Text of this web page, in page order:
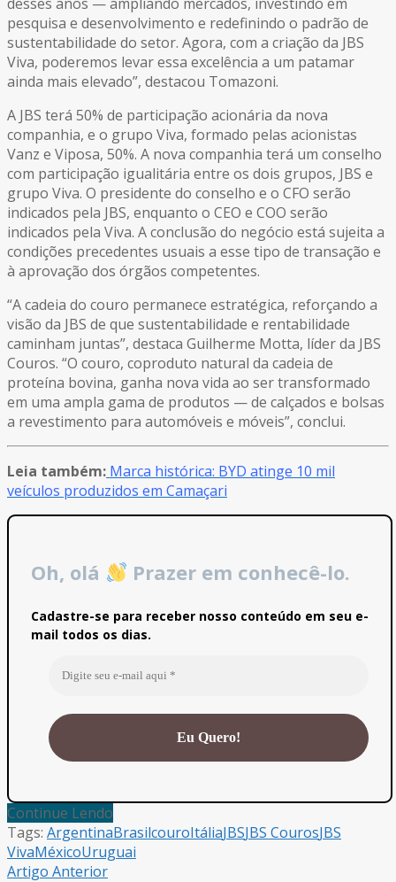
pesquisa e desenvolvimento e redefinindo o padrão de
sustentabilidade do setor. Agora, com a criação da JBS
Viva, poderemos levar essa excelência a um patamar
ainda mais elevado”, destacou Tomazoni.
A JBS terá 50% de participação acionária da nova
companhia, e o grupo Viva, formado pelas acionistas
Vanz e Viposa, 50%. A nova companhia terá um conselho
com participação igualitária entre os dois grupos, JBS e
grupo Viva. O presidente do conselho e o CFO serão
indicados pela JBS, enquanto o CEO e COO serão
indicados pela Viva. A conclusão do negócio está sujeita a
condições precedentes usuais a esse tipo de transação e
à aprovação dos órgãos competentes.
“A cadeia do couro permanece estratégica, reforçando a
visão da JBS de que sustentabilidade e rentabilidade
caminham juntas”, destaca Guilherme Motta, líder da JBS
Couros. “O couro, coproduto natural da cadeia de
proteína bovina, ganha nova vida ao ser transformado
em uma ampla gama de produtos — de calçados e bolsas
a revestimento para automóveis e móveis”, conclui.
Leia também: Marca histórica: BYD atinge 10 mil
veículos produzidos em Camaçari
Oh, olá Prazer em conhecê-lo.
Cadastre-se para receber nosso conteúdo em seu e-
mail todos os dias.
Continue Lendo
Tags: ArgentinaBrasilcouroItáliaJBSJBS CourosJBS
VivaMéxicoUruguai
Artigo Anterior